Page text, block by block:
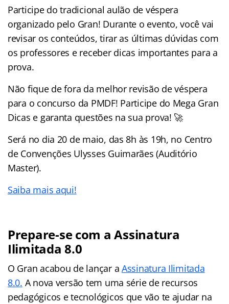
Participe do tradicional aulão de véspera
organizado pelo Gran! Durante o evento, você vai
revisar os conteúdos, tirar as últimas dúvidas com
os professores e receber dicas importantes para a
prova.
Não fique de fora da melhor revisão de véspera
para o concurso da PMDF! Participe do Mega Gran
Dicas e garanta questões na sua prova! 🚀
Será no dia 20 de maio, das 8h às 19h, no Centro
de Convenções Ulysses Guimarães (Auditório
Master).
Saiba mais aqui!
Prepare-se com a Assinatura
Ilimitada 8.0
O Gran acabou de lançar a Assinatura Ilimitada
8.0. A nova versão tem uma série de recursos
pedagógicos e tecnológicos que vão te ajudar na